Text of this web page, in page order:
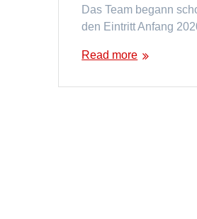
Das Team begann
den Eintritt Anfang
Read more